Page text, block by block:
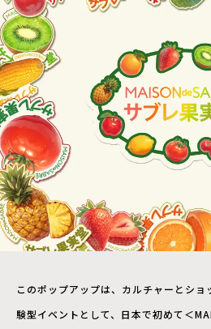
このポップアップは、カルチャーとシ
験型イベントとして、日本で初めて＜